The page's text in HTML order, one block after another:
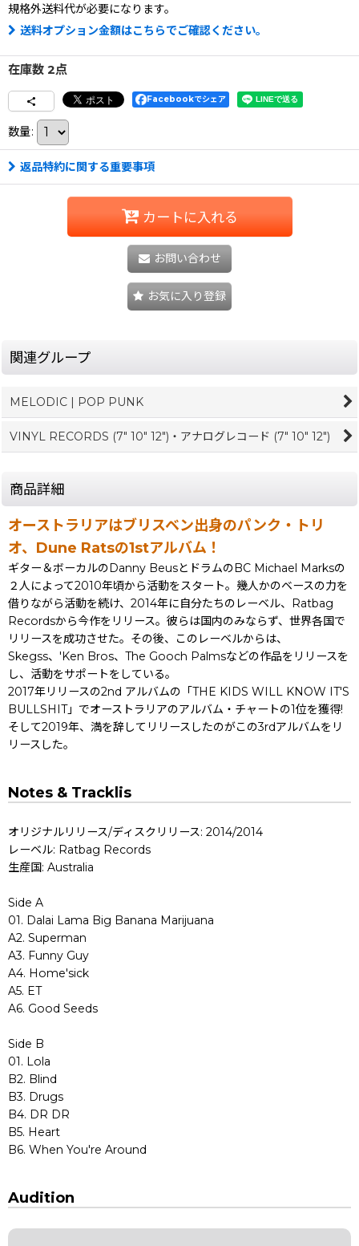
規格外送料代が必要になります。
送料オプション金額はこちらでご確認ください。
在庫数 2点
Facebookでシェア
数量:
返品特約に関する重要事項
カートに入れる
お問い合わせ
お気に入り登録
関連グループ
MELODIC | POP PUNK
VINYL RECORDS (7" 10" 12")・アナログレコード (7" 10" 12")
商品詳細
オーストラリアはブリスベン出身のパンク・トリ
オ、Dune Ratsの1stアルバム！
ギター＆ボーカルのDanny BeusとドラムのBC Michael Marksの
２人によって2010年頃から活動をスタート。幾人かのベースの力を
借りながら活動を続け、2014年に自分たちのレーベル、Ratbag
Recordsから今作をリリース。彼らは国内のみならず、世界各国で
リリースを成功させた。その後、このレーベルからは、
Skegss、'Ken Bros、The Gooch Palmsなどの作品をリリースを
し、活動をサポートをしている。
2017年リリースの2nd アルバムの「THE KIDS WILL KNOW IT'S
BULLSHIT」でオーストラリアのアルバム・チャートの1位を獲得!
そして2019年、満を辞してリリースしたのがこの3rdアルバムをリ
リースした。
Notes & Tracklis
オリジナルリリース/ディスクリリース: 2014/2014
レーベル: Ratbag Records
生産国: Australia
Side A
01. Dalai Lama Big Banana Marijuana
A2. Superman
A3. Funny Guy
A4. Home'sick
A5. ET
A6. Good Seeds
Side B
01. Lola
B2. Blind
B3. Drugs
B4. DR DR
B5. Heart
B6. When You're Around
Audition